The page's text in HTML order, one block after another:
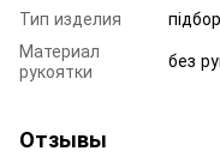
Тип изделия
Материал
рукоятки
без
Отзывы